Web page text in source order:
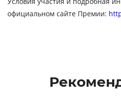
официальном сайте Премии: